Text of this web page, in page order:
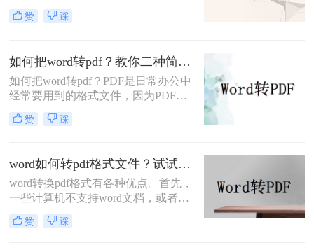
其是办公或者需要展示信息的时候，
没要求的时候可以不用去转换文件的
互补的性质，所以word转换一般都是
转换pdf，可以给你更好的办公，有的
用户不知道转换的操作，了解下方的
转换教程，你就会知道word格式如何
转pdf格式文件了。
赞 踩
如何把word转pdf？教你二种简单实用的转换方法!
如何把word转pdf？PDF是日常办公中
经常要用到的格式文件，因为PDF格
式文件有着众多优点，其中包括PDF
格式可以在多平台使用，PDF格式安
式，传输起来也比较方便，下面小编
将为你分享二种word转pdf的操作方
法，有此需求的小伙伴不妨过来看看!
赞 踩
word如何转pdf格式文件？试试这四个方法！
word转换pdf格式有各种优点。首先，
一些计算机不支持word文档，或者只
支持部分word格式。例如，它们只支
持doc而不支持docx。转换成pdf后，
赞 踩